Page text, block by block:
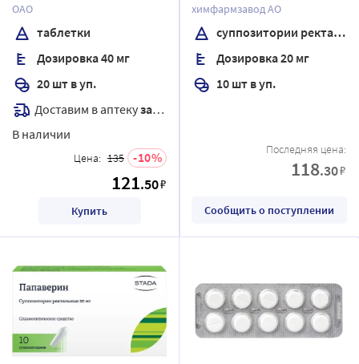
ОАО
таблетки
Дозировка 40 мг
20 шт в уп.
Доставим в аптекузавтра
В наличии
Цена: 135 10
121.50₽
Купить
химфармзавод АО
суппозитории ректальные
Дозировка 20 мг
10 шт в уп.
Последняя цена:
118.30₽
Сообщить о поступлении